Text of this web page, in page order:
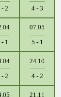
- 2
4 - 3
- 1
07.05
5 - 1
- 2
24.10
4 - 2
21.11